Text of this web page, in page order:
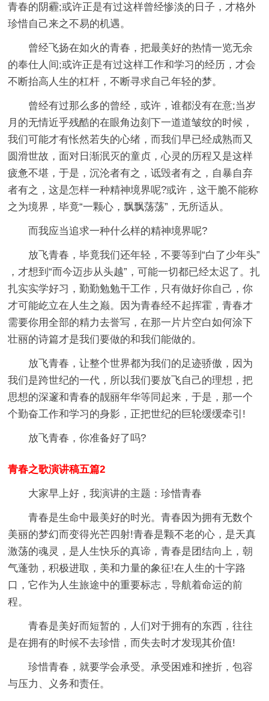
青春的阴霾;或许正是有过这样曾经惨淡的日子，才格外
珍惜自己来之不易的机遇。
曾经飞扬在如火的青春，把最美好的热情一览无余
的奉仕人间;或许正是有过这样工作和学习的经历，才会
不断抬高人生的杠杆，不断寻求自己年轻的梦。
曾经有过那么多的曾经，或许，谁都没有在意;当岁
月的无情近乎残酷的在眼角边刻下一道道皱纹的时候，
我们可能才有怅然若失的心绪，而我们早已经成熟而又
圆滑世故，面对日渐泯灭的童贞，心灵的历程又是这样
疲惫不堪，于是，沉沦者有之，诋毁者有之，自暴自弃
者有之，这是怎样一种精神境界呢?或许，这干脆不能称
之为境界，毕竟“一颗心，飘飘荡荡”，无所适从。
而我应当追求一种什么样的精神境界呢?
放飞青春，毕竟我们还年轻，不要等到“白了少年头”
，才想到“而今迈步从头越”，可能一切都已经太迟了。扎
扎实实学好习，勤勤勉勉干工作，只有做好你自己，你
才可能屹立在人生之巅。因为青春经不起挥霍，青春才
需要你用全部的精力去誉写，在那一片片空白如何涂下
壮丽的诗篇才是我们要做的和我们能做的。
放飞青春，让整个世界都为我们的足迹骄傲，因为
我们是跨世纪的一代，所以我们要放飞自己的理想，把
思想的深邃和青春的靓丽年华等同起来，于是，那一个
个勤奋工作和学习的身影，正把世纪的巨轮缓缓牵引!
放飞青春，你准备好了吗?
青春之歌演讲稿五篇2
大家早上好，我演讲的主题：珍惜青春
青春是生命中最美好的时光。青春因为拥有无数个
美丽的梦幻而变得光芒四射!青春是颗不老的心，是天真
激荡的魂灵，是人生快乐的真谛，青春是团结向上，朝
气蓬勃，积极进取，美和力量的象征!在人生的十字路
口，它作为人生旅途中的重要标志，导航着命运的前
程。
青春是美好而短暂的，人们对于拥有的东西，往往
是在拥有的时候不去珍惜，而失去时才发现其价值!
珍惜青春，就要学会承受。承受困难和挫折，包容
与压力、义务和责任。